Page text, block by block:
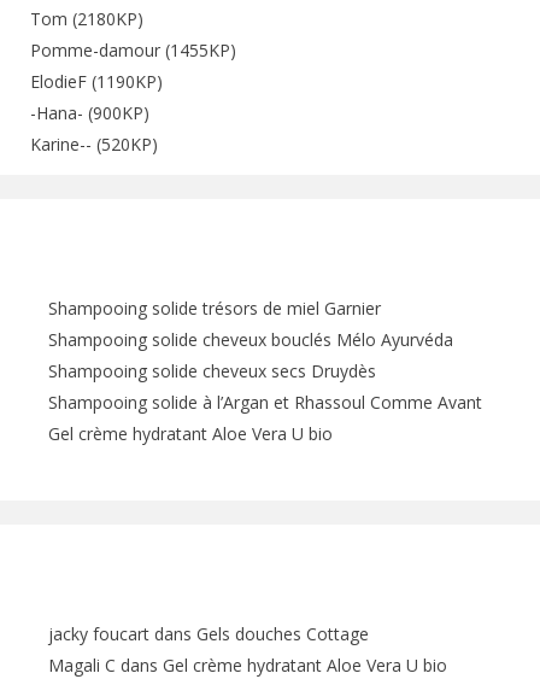
Tom (2180KP)
Pomme-damour (1455KP)
ElodieF (1190KP)
-Hana- (900KP)
Karine-- (520KP)
Shampooing solide trésors de miel Garnier
Shampooing solide cheveux bouclés Mélo Ayurvéda
Shampooing solide cheveux secs Druydès
Shampooing solide à l’Argan et Rhassoul Comme Avant
Gel crème hydratant Aloe Vera U bio
jacky foucart dans Gels douches Cottage
Magali C dans Gel crème hydratant Aloe Vera U bio